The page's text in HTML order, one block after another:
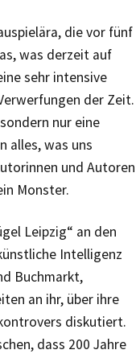
die vor fünf
was derzeit auf
sehr intensive
der Zeit.
nur eine
alles, was uns
und Autoren
Monster.
Leipzig“ an den
Intelligenz
Buchmarkt,
an ihr, über ihre
diskutiert.
dass 200 Jahre